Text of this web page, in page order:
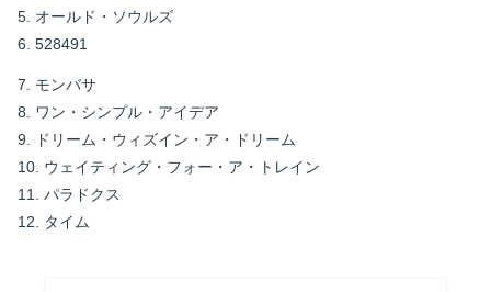
5. オールド・ソウルズ
6. 528491
7. モンバサ
8. ワン・シンプル・アイデア
9. ドリーム・ウィズイン・ア・ドリーム
10. ウェイティング・フォー・ア・トレイン
11. パラドクス
12. タイム